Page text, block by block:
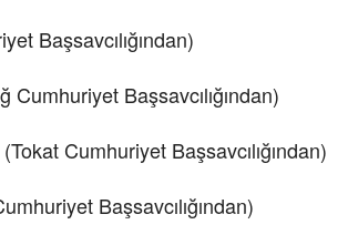
Başsavcılığından)
Başsavcılığından)
Cumhuriyet Başsavcılığından)
Başsavcılığından)